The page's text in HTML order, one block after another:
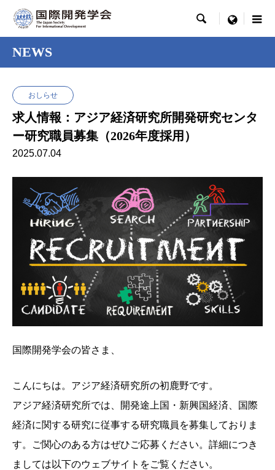
 menu
NEWS
おしらせ
求人情報：アジア経済研究所開発研究センタ
ー研究職員募集（2026年度採用）
2025.07.04
国際開発学会の皆さま、
こんにちは。アジア経済研究所の初鹿野です。
アジア経済研究所では、開発途上国・新興国経済、国際
経済に関する研究に従事する研究職員を募集しておりま
す。ご関心のある方はぜひご応募ください。詳細につき
ましては以下のウェブサイトをご覧ください。